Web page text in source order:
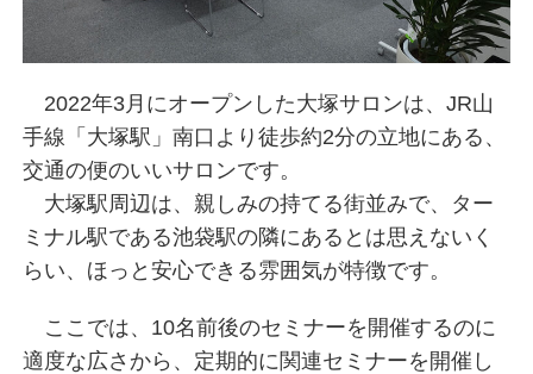
2022年3月にオープンした大塚サロンは、JR山
手線「大塚駅」南口より徒歩約2分の立地にある、
交通の便のいいサロンです。
大塚駅周辺は、親しみの持てる街並みで、ター
ミナル駅である池袋駅の隣にあるとは思えないく
らい、ほっと安心できる雰囲気が特徴です。
ここでは、10名前後のセミナーを開催するのに
適度な広さから、定期的に関連セミナーを開催し